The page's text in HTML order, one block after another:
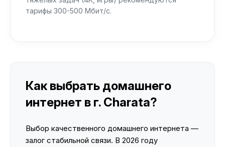
тарифы 300-500 Мбит/с.
Как выбрать домашнего
интернет в г. Charata?
Выбор качественного домашнего интернета —
залог стабильной связи. В 2026 году